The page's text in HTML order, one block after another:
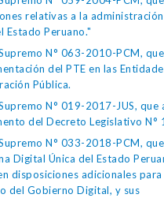
relativas a la
Estado Peruano."
N° 063-2010-PCM,
del PTE en las
Pública.
N° 019-2017-JUS, que
del Decreto Legislativo N°
N° 033-2018-PCM,
Digital Única del Estado
disposiciones adicionales para
del Gobierno Digital, y sus